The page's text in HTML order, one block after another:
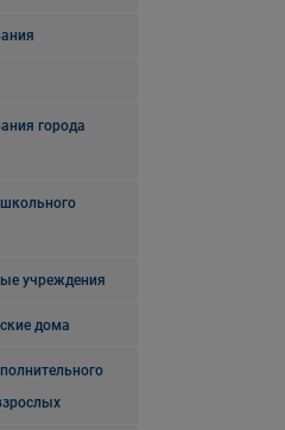
города
учреждения
дома